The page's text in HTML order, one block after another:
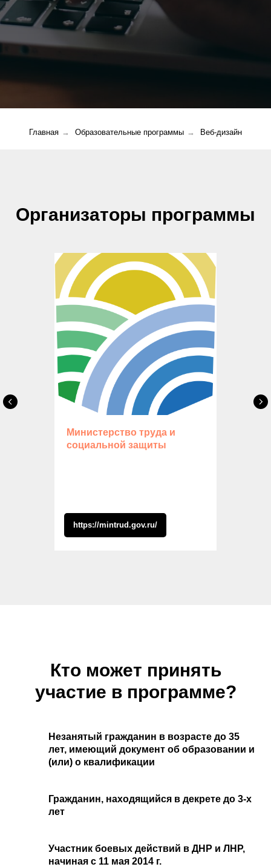
Главная → Образовательные программы → Веб-дизайн
Организаторы программы
Министерство труда и
социальной защиты
https://mintrud.gov.ru/
Кто может принять
участие в программе?
Незанятый гражданин в возрасте до 35
лет, имеющий документ об образовании и
(или) о квалификации
Гражданин, находящийся в декрете до 3-х
лет
Участник боевых действий в ДНР и ЛНР,
начиная с 11 мая 2014 г.